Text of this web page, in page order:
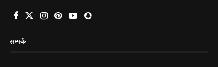
सम्पर्क